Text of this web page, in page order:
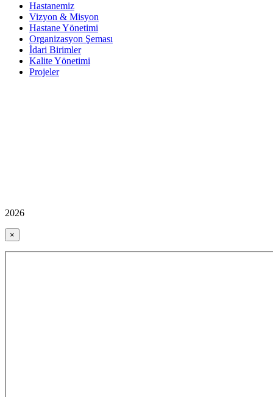
Hastanemiz
Vizyon & Misyon
Hastane Yönetimi
Organizasyon Şeması
İdari Birimler
Kalite Yönetimi
Projeler
2026
×